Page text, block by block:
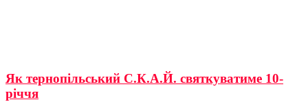
Як тернопільський С.К.А.Й. святкуватиме 10-
річчя